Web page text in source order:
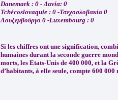
Danemark : 0 - Δανία: 0
Tchécoslovaquie : 0 -Τσεχοσλοβακία 0
Λουξεμβούργο 0 -Luxembourg : 0
Si les chiffres ont une signification,
humaines durant la seconde guerre
morts, les Etats-Unis de 400 000, et la
d’habitants, à elle seule, compte 600